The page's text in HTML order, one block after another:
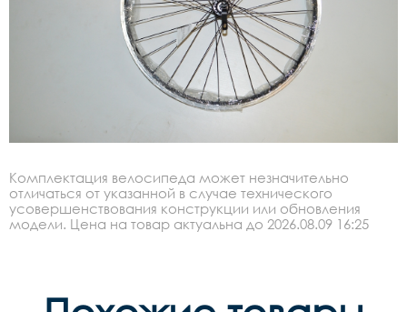
Комплектация велосипеда может незначительно
отличаться от указанной в случае технического
усовершенствования конструкции или обновления
модели. Цена на товар актуальна до 2026.08.09 16:25